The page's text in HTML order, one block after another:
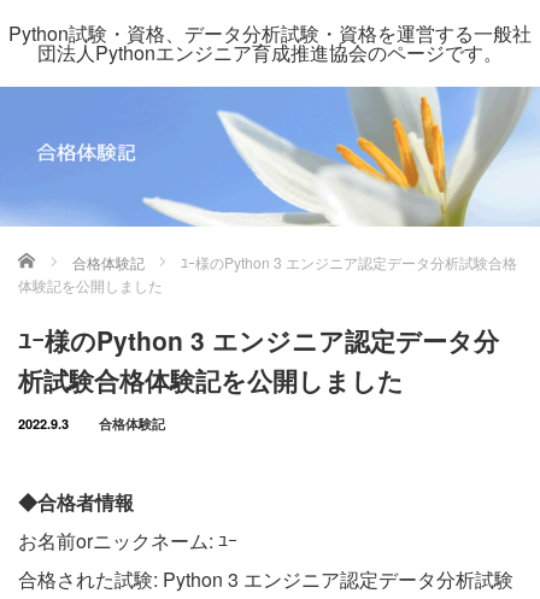
Python試験・資格、データ分析試験・資格を運営する一般社
団法人Pythonエンジニア育成推進協会のページです。
ホーム 合格体験記
ﾕｰ様のPython 3 エンジニア認定データ分析試験合格
体験記を公開しました
ﾕｰ様のPython 3 エンジニア認定データ分
析試験合格体験記を公開しました
2022.9.3 合格体験記
◆合格者情報
お名前orニックネーム: ﾕｰ
合格された試験: Python 3 エンジニア認定データ分析試験